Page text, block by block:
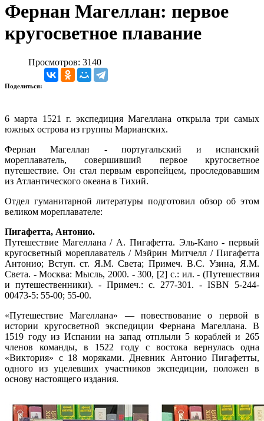
Фернан Магеллан: первое
кругосветное плавание
Просмотров: 3140
Поделиться:
6 марта 1521 г. экспедиция Магеллана открыла три самых
южных острова из группы Марианских.
Фернан Магеллан - португальский и испанский
мореплаватель, совершивший первое кругосветное
путешествие. Он стал первым европейцем, проследовавшим
из Атлантического океана в Тихий.
Отдел гуманитарной литературы подготовил обзор об этом
великом мореплавателе:
Пигафетта, Антонио.
Путешествие Магеллана / А. Пигафетта. Эль-Кано - первый
кругосветный мореплаватель / Мэйрин Митчелл / Пигафетта
Антонио; Вступ. ст. Я.М. Света; Примеч. В.С. Узина, Я.М.
Света. - Москва: Мысль, 2000. - 300, [2] с.: ил. - (Путешествия
и путешественники). - Примеч.: с. 277-301. - ISBN 5-244-
00473-5: 55-00; 55-00.
«Путешествие Магеллана» — повествование о первой в
истории кругосветной экспедиции Фернана Магеллана. В
1519 году из Испании на запад отплыли 5 кораблей и 265
членов команды, в 1522 году с востока вернулась одна
«Виктория» с 18 моряками. Дневник Антонио Пигафетты,
одного из уцелевших участников экспедиции, положен в
основу настоящего издания.